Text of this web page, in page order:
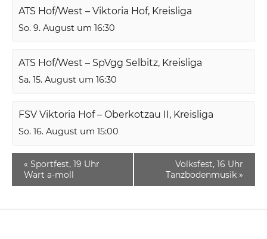
ATS Hof/West – Viktoria Hof, Kreisliga
So. 9. August um 16:30
ATS Hof/West – SpVgg Selbitz, Kreisliga
Sa. 15. August um 16:30
FSV Viktoria Hof – Oberkotzau II, Kreisliga
So. 16. August um 15:00
« Sportfest, 19 Uhr
Wart a-moll
Volksfest, 16 Uhr
Tanzbodenmusik »